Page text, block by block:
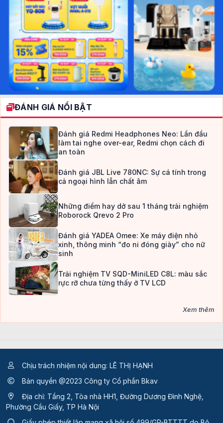
ĐÁNH GIÁ NỔI BẬT
Đánh giá Redmi Headphones Neo: Lần đầu
làm tai nghe over-ear, Redmi chọn cách đi
an toàn
Đánh giá JBL Live 780NC: Sự cá tính trong
cả ngoại hình lẫn chất âm
Những điểm hay dở sau 1 tháng trải nghiệm
Roborock Qrevo 2 Pro
Đánh giá YADEA Omee: Xe máy điện nhỏ
xinh, thông minh “đo ni đóng giày” cho nữ
sinh
Trải nghiệm TV SQD-MiniLED C8L: màu sắc
rực rỡ chưa từng thấy ở TV LCD
Xem thêm
Chịu trách nhiệm nội dung: LÊ THỊ HẠNH
Bản quyền @2023 Công ty Cổ phần Bkav
Địa chỉ: Tầng 2, Tòa nhà HH1, Đường Dương Đình Nghệ,
Phường Cầu Giấy, TP Hà Nội